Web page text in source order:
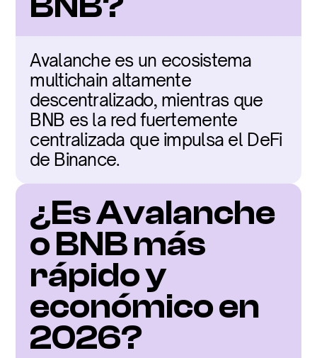
Avalanche es un ecosistema
multichain altamente
descentralizado, mientras que
BNB es la red fuertemente
centralizada que impulsa el DeFi
de Binance.
¿Es Avalanche
o BNB más
rápido y
económico en
2026?